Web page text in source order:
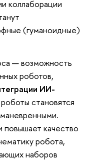
коллаборации
(гуманоидные)
— возможность
роботов,
ИИ-
становятся
повышает качество
робота,
наборов